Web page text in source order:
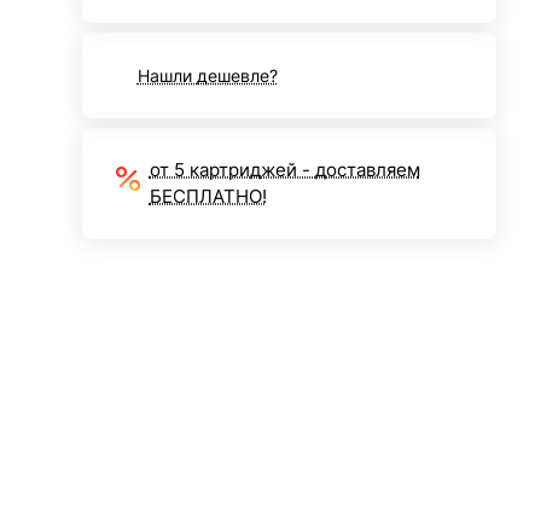
Нашли дешевле?
от 5 картриджей - доставляем
БЕСПЛАТНО!